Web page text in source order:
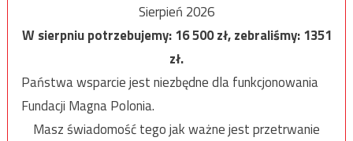
Sierpień 2026
W sierpniu potrzebujemy:16 500zł, zebraliśmy:1351
zł.
Państwa wsparcie jest niezbędne dla funkcjonowania
Fundacji Magna Polonia.
Masz świadomość tego jak ważne jest przetrwanie